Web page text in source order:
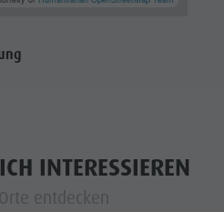
INTERESSIEREN
entdecken